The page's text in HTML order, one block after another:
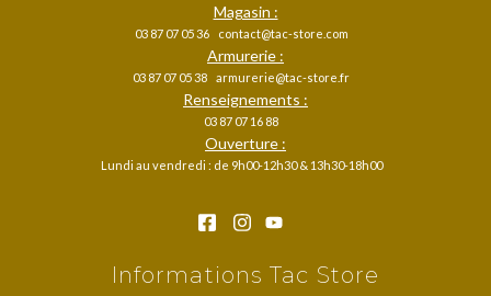
Magasin :
03 87 07 05 36 contact@tac-store.com
Armurerie :
03 87 07 05 38 armurerie@tac-store.fr
Renseignements :
03 87 07 16 88
Ouverture :
Lundi au vendredi : de 9h00-12h30 & 13h30-18h00
Informations Tac Store